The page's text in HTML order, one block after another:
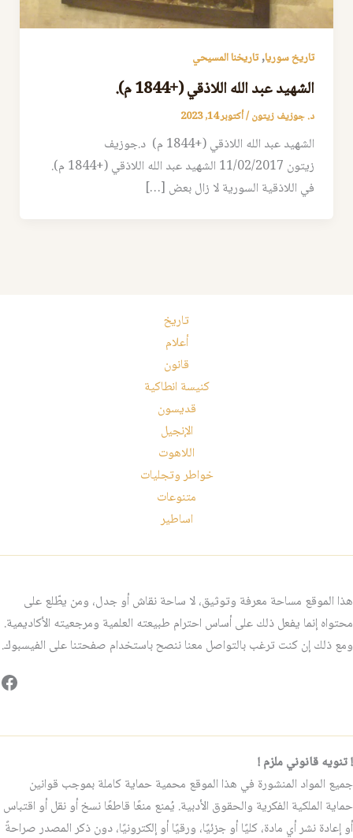
تاريخ سوريا,تاريخنا المسيحي
الشهيد عبد الله اللاذقي (+1844 م).
د. جوزيف زيتون/أكتوبر 14, 2023
الشهيد عبد الله اللاذقي (+1844 م) د.جوزيف
زيتون 11/02/2017 الشهيد عبد الله اللاذقي (+1844 م).
في اللاذقية السورية لا زال بعض […]
تاريخ
أعلام
قانون
كنيسة انطاكية
قديسون
الإنجيل
اللاهوت
خواطر وتجليات
متنوعات
اساطير
هذا الموقع مساحة معرفة وتوثيق، لا ساحة نقاش أو جدل، ومن يطّلع على
محتواه إنما يفعل ذلك على أساس احترام طبيعته العلمية ومرجعيته الأكاديمية.
ومع ذلك إن كنت ترغب بالتواصل معنا ننصح باستخدام صفحتنا على الفيسبوك.
! تنويه قانوني ملزم !
جميع المواد المنشورة في هذا الموقع محمية حماية كاملة بموجب قوانين
حماية الملكية الفكرية والحقوق الأدبية. يُمنع منعًا قاطعًا نسخ أو نقل أو اقتباس
أو إعادة نشر أي مادة، كليًا أو جزئيًا، ورقيًا أو إلكترونيًا، دون ذكر المصدر صراحةً